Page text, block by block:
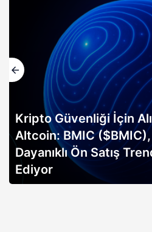
Kripto Güvenliği İçin
Altcoin: BMIC
Dayanıklı Ön Satış
Ediyor